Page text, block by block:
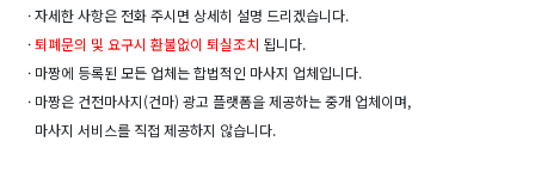
· 자세한 사항은 전화 주시면 상세히 설명 드리겠습니다.
·퇴폐문의 및 요구시 환불없이 퇴실조치 됩니다.
· 마짱에 등록된 모든 업체는 합법적인 마사지 업체입니다.
· 마짱은 건전마사지(건마) 광고 플랫폼을 제공하는 중개 업체이며,
마사지 서비스를 직접 제공하지 않습니다.